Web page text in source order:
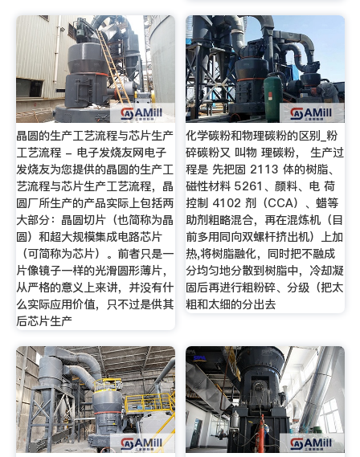
晶圆的生产工艺流程与芯片生产
工艺流程 - 电子发烧友网电子
发烧友为您提供的晶圆的生产工
艺流程与芯片生产工艺流程，晶
圆厂所生产的产品实际上包括两
大部分：晶圆切片（也简称为晶
圆）和超大规模集成电路芯片
（可简称为芯片）。前者只是一
片像镜子一样的光滑圆形薄片，
从严格的意义上来讲，并没有什
么实际应用价值，只不过是供其
后芯片生产
化学碳粉和物理碳粉的区别_粉
碎碳粉又 叫物 理碳粉， 生产过
程是 先把固 2113 体的树脂、
磁性材料 5261、颜料、电 荷
控制 4102 剂（CCA）、蜡等
助剂粗略混合，再在混炼机（目
前多用同向双螺杆挤出机）上加
热,将树脂融化，同时把不融成
分均匀地分散到树脂中，冷却凝
固后再进行粗粉碎、分级（把太
粗和太细的分出去